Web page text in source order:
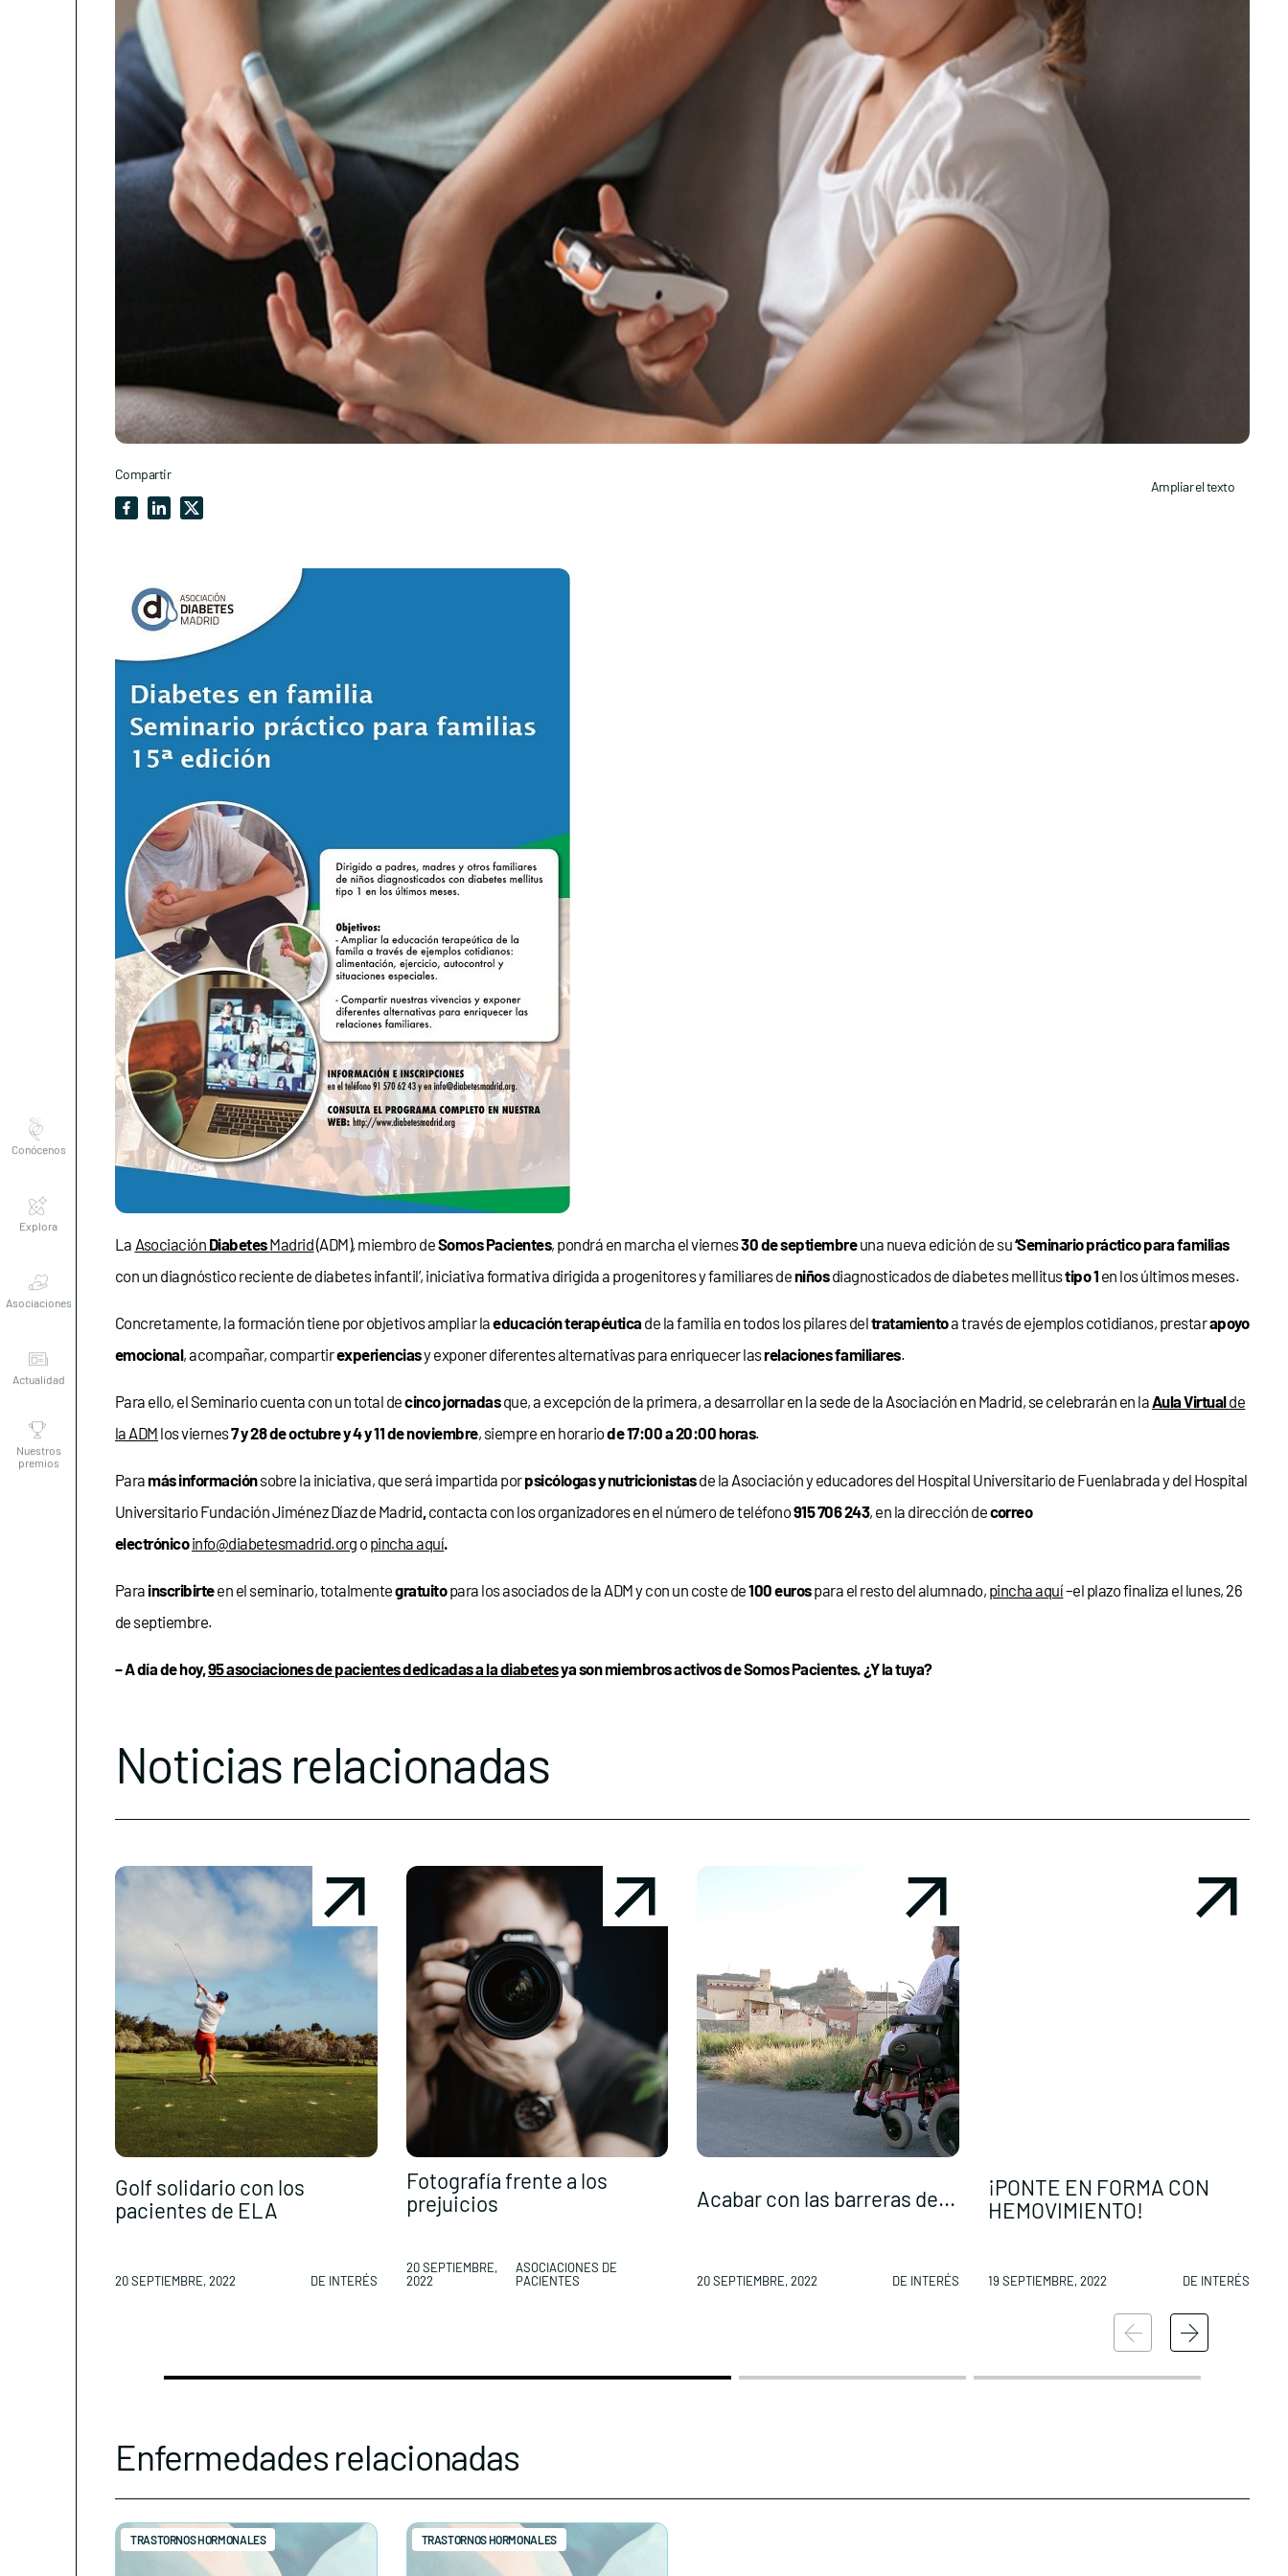
premios
Compartir
Ampliar el texto
La Asociación DiabetesMadrid(ADM), miembro deSomos Pacientes, pondrá en marcha el viernes30 de septiembreuna nueva edición de su‘Seminario práctico para familias
con un diagnóstico reciente de diabetes infantil’, iniciativa formativa dirigida a progenitores y familiares deniñosdiagnosticados de diabetes mellitustipo 1 en los últimos meses.
Concretamente, la formación tiene por objetivos ampliar laeducación terapéutica de la familia en todos los pilares deltratamientoa través de ejemplos cotidianos, prestarapoyo
emocional, acompañar, compartirexperienciasy exponer diferentes alternativas para enriquecer lasrelaciones familiares.
Para ello, el Seminario cuenta con un total decinco jornadasque, a excepción de la primera, a desarrollar en la sede de la Asociación en Madrid, se celebrarán en la Aula Virtualde
la ADM los viernes7 y 28 de octubrey 4 y 11 de noviembre, siempre en horariode 17:00 a 20:00 horas.
Paramás informaciónsobre la iniciativa, que será impartida porpsicólogas y nutricionistasde la Asociación y educadores del Hospital Universitario de Fuenlabraday del Hospital
Universitario Fundación Jiménez Díaz de Madrid contacta con los organizadores en el número de teléfono915 706 243, en la dirección decorreo
electrónicoinfo@diabetesmadrid.org o pincha aquí.
Para inscribirteen el seminario, totalmentegratuitopara los asociados de la ADM y con un coste de100 eurospara el resto del alumnado, pincha aquí–el plazo finaliza el lunes, 26
de septiembre.
– A día de hoy, 95 asociaciones de pacientes dedicadas a la diabetesya son miembros activos de Somos Pacientes. ¿Y la tuya?
Noticias relacionadas
Golf solidario con los
pacientes de ELA
20 SEPTIEMBRE, 2022 DE INTERÉS
Fotografía frente a los
prejuicios
20 SEPTIEMBRE,
2022
ASOCIACIONES DE
PACIENTES
Acabar con las barreras de...
20 SEPTIEMBRE, 2022 DE INTERÉS
¡PONTE EN FORMA CON
HEMOVIMIENTO!
19 SEPTIEMBRE, 2022 DE INTERÉS
Enfermedades relacionadas
TRASTORNOS HORMONALES TRASTORNOS HORMONALES